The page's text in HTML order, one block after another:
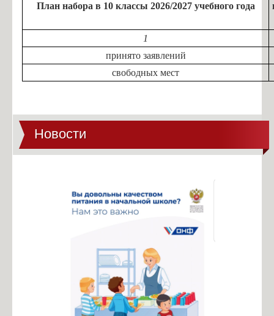
План набора в 10 классы 2026/2027 учебного года
1
принято заявлений
свободных мест
Новости